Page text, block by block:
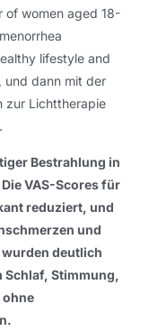
of women aged 18-
lifestyle and
, und dann mit der
zur Lichttherapie
Bestrahlung in
VAS-Scores für
reduziert, und
und
deutlich
Schlaf, Stimmung,
ohne